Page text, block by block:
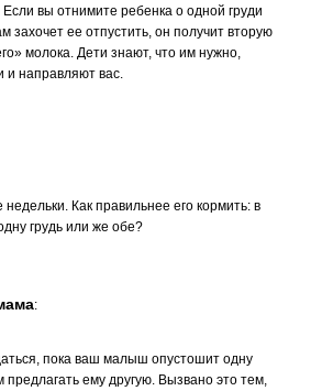
вы отнимите ребенка о одной груди
захочет ее отпустить, он получит вторую
молока. Дети знают, что им нужно,
и направляют вас.
Как правильнее его кормить: в
грудь или же обе?
:
пока ваш малыш опустошит одну
предлагать ему другую. Вызвано это тем,